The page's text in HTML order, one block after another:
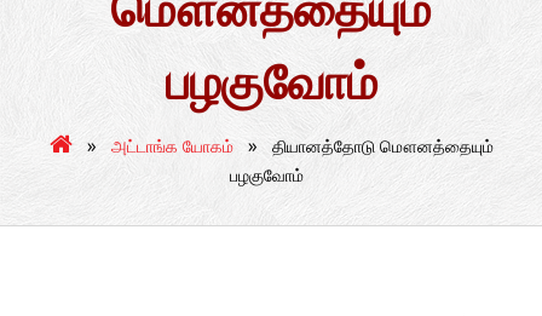
பழகுவோம்
» அட்டாங்க யோகம் »
தியானத்தோடு மௌனத்தையும்
பழகுவோம்